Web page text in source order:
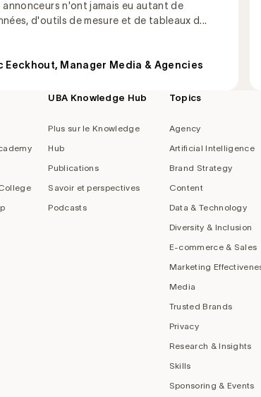
annonceurs n'ont jamais eu autant de
d'outils de mesure et de tableaux d...
Eeckhout, Manager Media & Agencies
UBA Knowledge Hub
Plus sur le Knowledge
Hub
Publications
Savoir et perspectives
Podcasts
Topics
Agency
Artificial Intelligence
Brand Strategy
Content
Data & Technology
Diversity & Inclusion
E-commerce & Sales
Marketing
Media
Trusted Brands
Privacy
Research & Insights
Skills
Sponsoring & Events